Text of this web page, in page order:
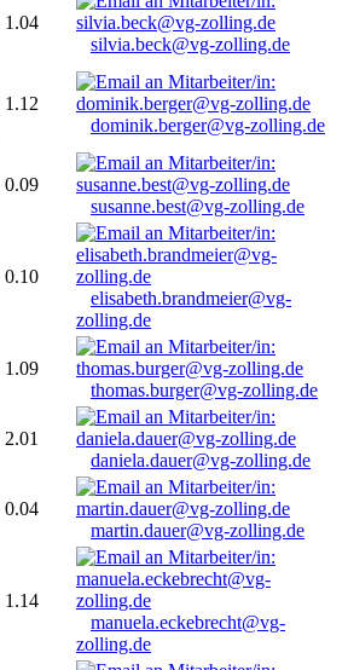
1.04
silvia.beck@vg-zolling.de
1.12
dominik.berger@vg-zolling.de
0.09
susanne.best@vg-zolling.de
0.10
elisabeth.brandmeier@vg-
zolling.de
1.09
thomas.burger@vg-zolling.de
2.01
daniela.dauer@vg-zolling.de
0.04
martin.dauer@vg-zolling.de
1.14
manuela.eckebrecht@vg-
zolling.de